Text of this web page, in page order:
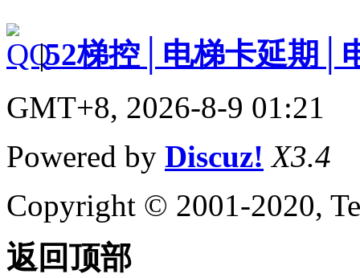
|52梯控│电梯卡延期│
GMT+8, 2026-8-9 01:21
Powered by Discuz! X3.4
Copyright © 2001-2020,
返回顶部